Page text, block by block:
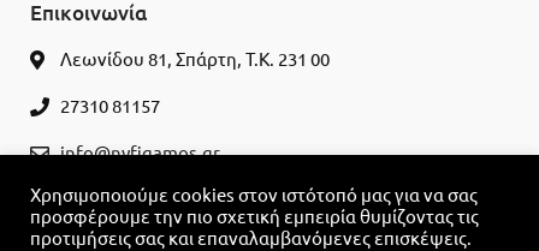
Επικοινωνία
Λεωνίδου 81, Σπάρτη, Τ.Κ. 231 00
27310 81157
info@nyfigamos.gr
ΚΛΕΊΣΤΕ ΡΑΝΤΕΒΟΎ
Χρησιμοποιούμε cookies στον ιστότοπό μας για να σας
προσφέρουμε την πιο σχετική εμπειρία θυμίζοντας τις
προτιμήσεις σας και επαναλαμβανόμενες επισκέψεις.